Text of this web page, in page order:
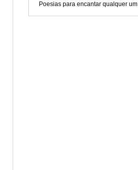
Poesias para encantar qualquer um